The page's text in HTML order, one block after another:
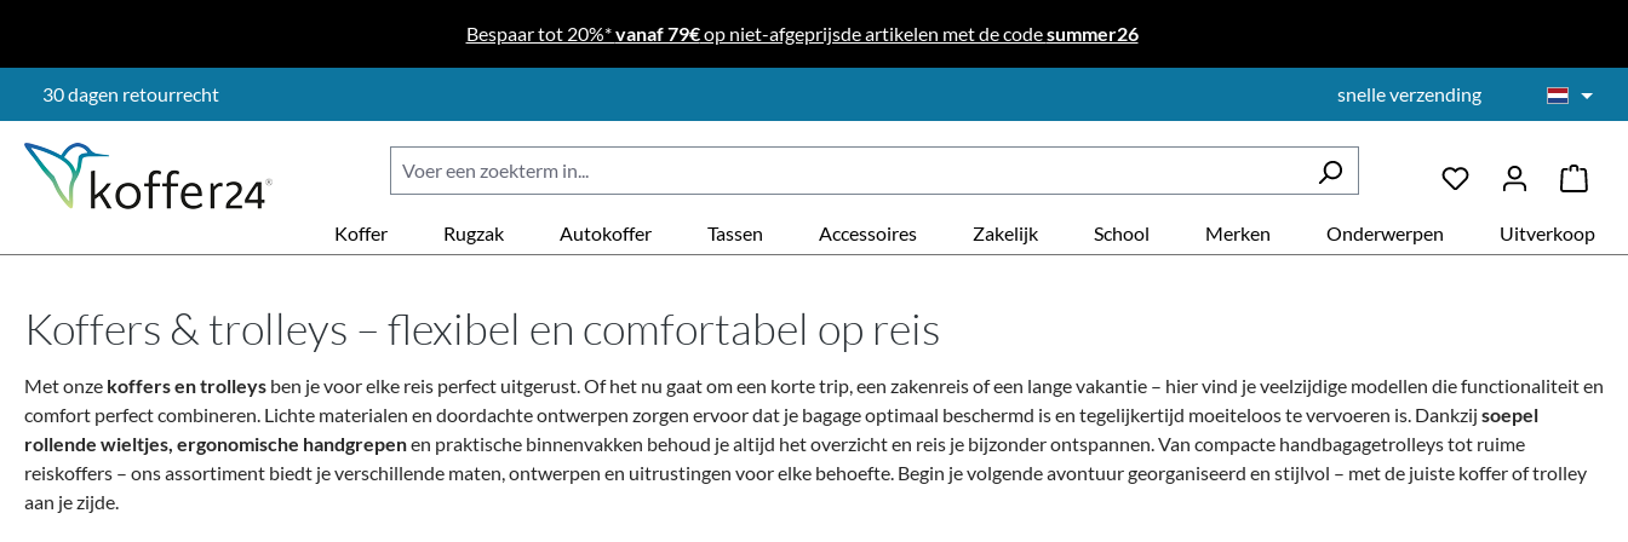
Bespaar tot 20%*vanaf 79€op niet-afgeprijsde artikelen met de codesummer26
30 dagen retourrecht snelle verzending
Koffer Rugzak Autokoffer Tassen Accessoires Zakelijk School Merken Onderwerpen Uitverkoop
Koffers & trolleys – flexibel en comfortabel op reis
Met onze koffers en trolleys ben je voor elke reis perfect uitgerust. Of het nu gaat om een korte trip, een zakenreis of een lange vakantie – hier vind je veelzijdige modellen die functionaliteit en
comfort perfect combineren. Lichte materialen en doordachte ontwerpen zorgen ervoor dat je bagage optimaal beschermd is en tegelijkertijd moeiteloos te vervoeren is. Dankzij soepel
rollende wieltjes, ergonomische handgrepenen praktische binnenvakken behoud je altijd het overzicht en reis je bijzonder ontspannen. Van compacte handbagagetrolleys tot ruime
reiskoffers – ons assortiment biedt je verschillende maten, ontwerpen en uitrustingen voor elke behoefte. Begin je volgende avontuur georganiseerd en stijlvol – met de juiste koffer of trolley
aan je zijde.